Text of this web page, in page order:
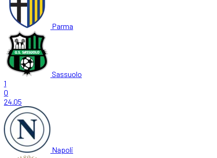
Parma
Sassuolo
1
0
24.05
Napoli